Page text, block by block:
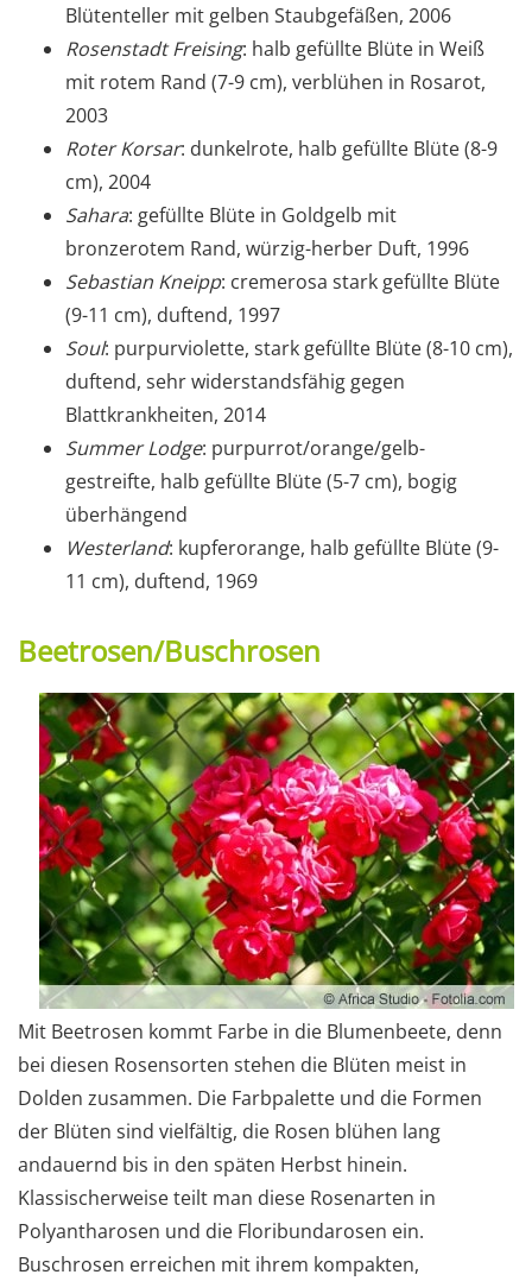
Blütenteller mit gelben Staubgefäßen, 2006
Rosenstadt Freising: halb gefüllte Blüte in Weiß
mit rotem Rand (7-9 cm), verblühen in Rosarot,
2003
Roter Korsar: dunkelrote, halb gefüllte Blüte (8-9
cm), 2004
Sahara: gefüllte Blüte in Goldgelb mit
bronzerotem Rand, würzig-herber Duft, 1996
Sebastian Kneipp: cremerosa stark gefüllte Blüte
(9-11 cm), duftend, 1997
Soul: purpurviolette, stark gefüllte Blüte (8-10 cm),
duftend, sehr widerstandsfähig gegen
Blattkrankheiten, 2014
Summer Lodge: purpurrot/orange/gelb-
gestreifte, halb gefüllte Blüte (5-7 cm), bogig
überhängend
Westerland: kupferorange, halb gefüllte Blüte (9-
11 cm), duftend, 1969
Beetrosen/Buschrosen
Mit Beetrosen kommt Farbe in die Blumenbeete, denn
bei diesen Rosensorten stehen die Blüten meist in
Dolden zusammen. Die Farbpalette und die Formen
der Blüten sind vielfältig, die Rosen blühen lang
andauernd bis in den späten Herbst hinein.
Klassischerweise teilt man diese Rosenarten in
Polyantharosen und die Floribundarosen ein.
Buschrosen erreichen mit ihrem kompakten,